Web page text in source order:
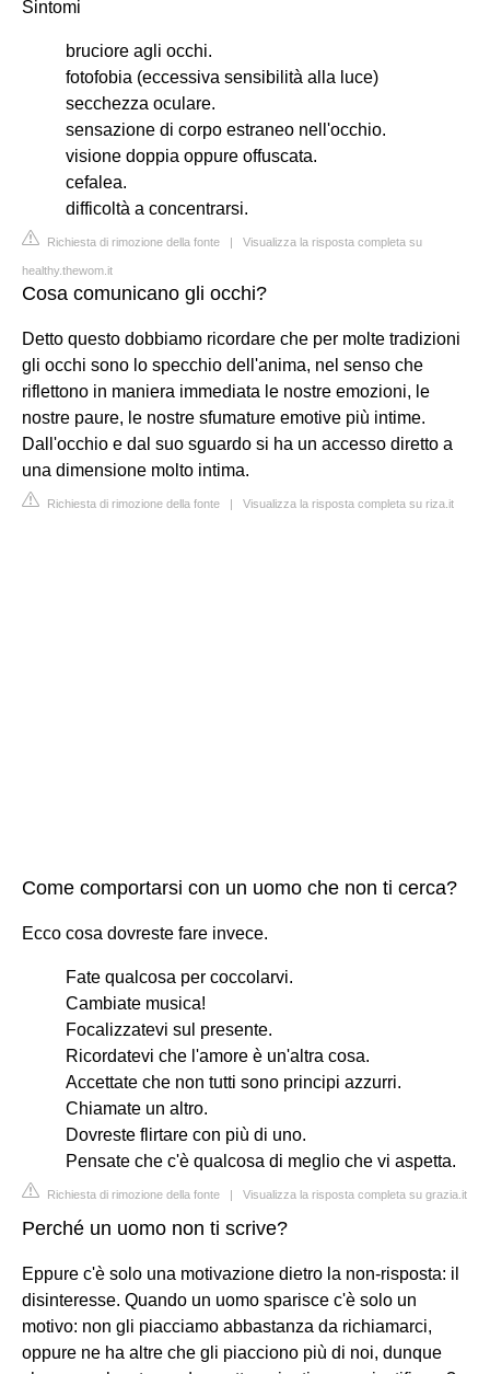
Sintomi
bruciore agli occhi.
fotofobia (eccessiva sensibilità alla luce)
secchezza oculare.
sensazione di corpo estraneo nell'occhio.
visione doppia oppure offuscata.
cefalea.
difficoltà a concentrarsi.
Richiesta di rimozione della fonte | Visualizza la risposta completa su
healthy.thewom.it
Cosa comunicano gli occhi?
Detto questo dobbiamo ricordare che per molte tradizioni
gli occhi sono lo specchio dell'anima, nel senso che
riflettono in maniera immediata le nostre emozioni, le
nostre paure, le nostre sfumature emotive più intime.
Dall'occhio e dal suo sguardo si ha un accesso diretto a
una dimensione molto intima.
Richiesta di rimozione della fonte | Visualizza la risposta completa su riza.it
Come comportarsi con un uomo che non ti cerca?
Ecco cosa dovreste fare invece.
Fate qualcosa per coccolarvi.
Cambiate musica!
Focalizzatevi sul presente.
Ricordatevi che l'amore è un'altra cosa.
Accettate che non tutti sono principi azzurri.
Chiamate un altro.
Dovreste flirtare con più di uno.
Pensate che c'è qualcosa di meglio che vi aspetta.
Richiesta di rimozione della fonte | Visualizza la risposta completa su grazia.it
Perché un uomo non ti scrive?
Eppure c'è solo una motivazione dietro la non-risposta: il
disinteresse. Quando un uomo sparisce c'è solo un
motivo: non gli piacciamo abbastanza da richiamarci,
oppure ne ha altre che gli piacciono più di noi, dunque